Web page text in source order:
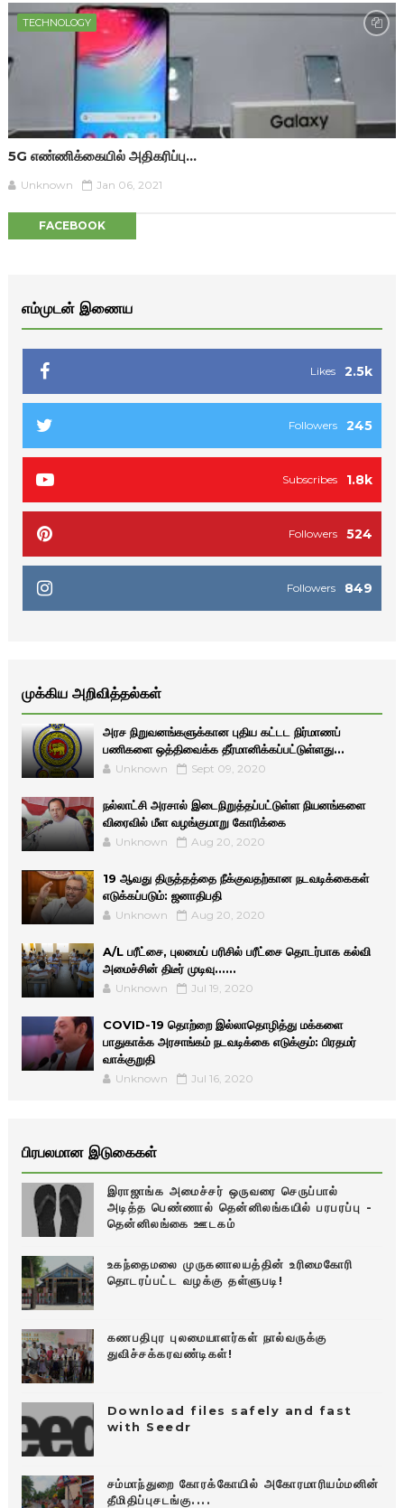
TECHNOLOGY
5G எண்ணிக்கையில் அதிகரிப்பு...
Unknown Jan 06, 2021
FACEBOOK
எம்முடன் இணைய
2.5k
Likes
245
Followers
1.8k
Subscribes
524
Followers
849
Followers
முக்கிய அறிவித்தல்கள்
அரச நிறுவனங்களுக்கான புதிய கட்டட நிர்மாணப்
பணிகளை ஒத்திவைக்க தீர்மானிக்கப்பட்டுள்ளது...
Unknown Sept 09, 2020
நல்லாட்சி அரசால் இடைநிறுத்தப்பட்டுள்ள நியனங்களை
விரைவில் மீள வழங்குமாறு கோரிக்கை
Unknown Aug 20, 2020
19 ஆவது திருத்தத்தை நீக்குவதற்கான நடவடிக்கைகள்
எடுக்கப்படும்: ஜனாதிபதி
Unknown Aug 20, 2020
A/L பரீட்சை, புலமைப் பரிசில் பரீட்சை தொடர்பாக கல்வி
அமைச்சின் திடீர் முடிவு......
Unknown Jul 19, 2020
COVID-19 தொற்றை இல்லாதொழித்து மக்களை
பாதுகாக்க அரசாங்கம் நடவடிக்கை எடுக்கும்: பிரதமர்
வாக்குறுதி
Unknown Jul 16, 2020
பிரபலமான இடுகைகள்
இராஜாங்க அமைச்சர் ஒருவரை செருப்பால்
அடித்த பெண்ணால் தென்னிலங்கயில் பரபரப்பு -
தென்னிலங்கை ஊடகம்
உகந்தைமலை முருகனாலயத்தின் உரிமைகோரி
தொடரப்பட்ட வழக்கு தள்ளுபடி!
கணபதிபுர புலமையாளர்கள் நால்வருக்கு
துவிச்சக்கரவண்டிகள்!
Download files safely and fast
with Seedr
சம்மாந்துறை கோரக்கோயில் அகோரமாரியம்மனின்
தீமிதிப்புசடங்கு....